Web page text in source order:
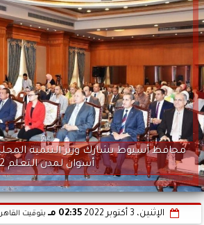
محافظ أسيوط يشارك وزير التنمية
أسوان لمدن التعلم 2022
الإثنين، 3 أكتوبر 2022 02:35 مـ بتوقيت